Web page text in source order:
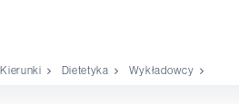
Kierunki Dietetyka Wykładowcy